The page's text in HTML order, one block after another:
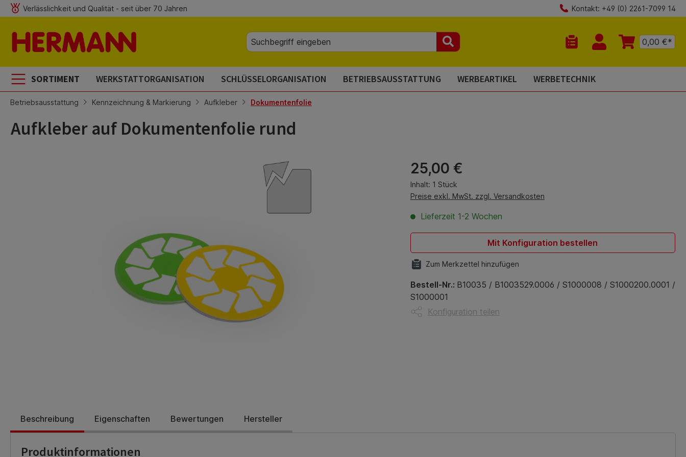
Hauptinhalt springen
Zur Suche springen
Zur Hauptnavigation springen
Verlässlichkeit und Qualität - seit über 70 Jahren Kontakt: +49 (0) 2261-7099 14
Du hast 0 Produkte auf dem
0,00 €*
SORTIMENT WERKSTATTORGANISATION SCHLÜSSELORGANISATION BETRIEBSAUSSTATTUNG WERBEARTIKEL WERBETECHNIK
Betriebsausstattung Kennzeichnung & Markierung Aufkleber Dokumentenfolie
Aufkleber auf Dokumentenfolie rund
Regulärer Preis:
25,00 €
Inhalt: 1 Stück
Preise exkl. MwSt. zzgl. Versandkosten
Lieferzeit 1-2 Wochen
Mit Konfiguration bestellen
Zum Merkzettel hinzufügen
Bestell-Nr.: B10035 / B1003529.0006 / S1000008 / S1000200.0001 /
S1000001
Konfiguration teilen
Beschreibung Eigenschaften Bewertungen Hersteller
Produktinformationen